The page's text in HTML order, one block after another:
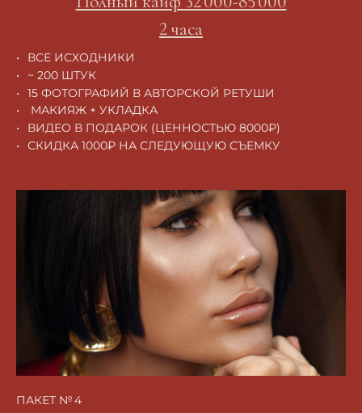
2 часа
ВСЕ ИСХОДНИКИ
~ 200 ШТУК
15 ФОТОГРАФИЙ В АВТОРСКОЙ РЕТУШИ
МАКИЯЖ + УКЛАДКА
ВИДЕО В ПОДАРОК (ЦЕННОСТЬЮ 8000₽)
СКИДКА 1000₽ НА СЛЕДУЮЩУЮ СЪЕМКУ
ПАКЕТ № 4